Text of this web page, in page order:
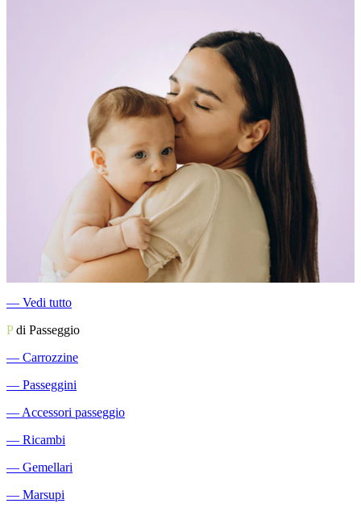
― Vedi tutto
Pdi Passeggio
― Carrozzine
― Passeggini
― Accessori passeggio
― Ricambi
― Gemellari
― Marsupi